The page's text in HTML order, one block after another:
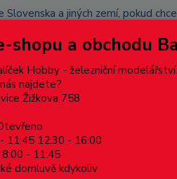
Slovenska a jiných zemí, pokud
zaslána znovu s
následující objednávky.
a obchodu
Hobby - železniční modelářství.
najdete?
Žižkova 758
11:45 12:30 - 16:00
- 11:45
domluvě kdykoliv